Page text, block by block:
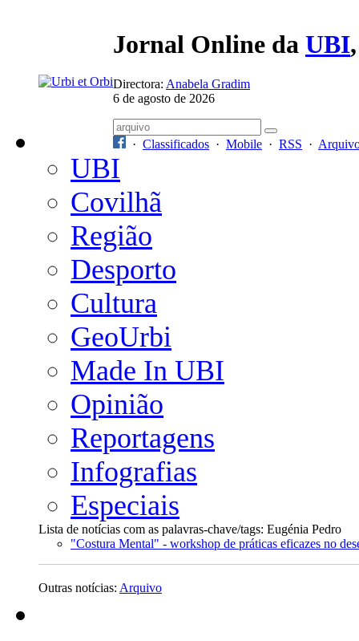
Jornal Online da UBI
Directora: Anabela Gradim
6 de agosto de 2026
· Classificados · Mobile · RSS ·
UBI
Covilhã
Região
Desporto
Cultura
GeoUrbi
Made In UBI
Opinião
Reportagens
Infografias
Especiais
Lista de notícias com as palavras-chave/tags: Eugénia Pedro
"Costura Mental" - workshop de práticas eficazes no
Outras notícias: Arquivo